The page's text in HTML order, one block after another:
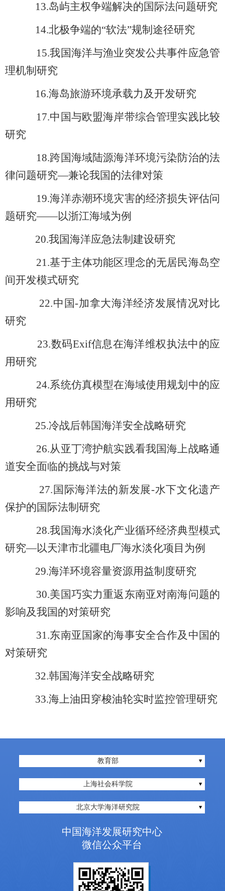
13.岛屿主权争端解决的国际法问题研究
14.北极争端的“软法”规制途径研究
15.我国海洋与渔业突发公共事件应急管
理机制研究
16.海岛旅游环境承载力及开发研究
17.中国与欧盟海岸带综合管理实践比较
研究
18.跨国海域陆源海洋环境污染防治的法
律问题研究—兼论我国的法律对策
19.海洋赤潮环境灾害的经济损失评估问
题研究——以浙江海域为例
20.我国海洋应急法制建设研究
21.基于主体功能区理念的无居民海岛空
间开发模式研究
22.中国-加拿大海洋经济发展情况对比
研究
23.数码Exif信息在海洋维权执法中的应
用研究
24.系统仿真模型在海域使用规划中的应
用研究
25.冷战后韩国海洋安全战略研究
26.从亚丁湾护航实践看我国海上战略通
道安全面临的挑战与对策
27. 国际海洋法的新发展-水下文化遗产
保护的国际法制研究
28.我国海水淡化产业循环经济典型模式
研究—以天津市北疆电厂海水淡化项目为例
29.海洋环境容量资源用益制度研究
30.美国巧实力重返东南亚对南海问题的
影响及我国的对策研究
31.东南亚国家的海事安全合作及中国的
对策研究
32.韩国海洋安全战略研究
33.海上油田穿梭油轮实时监控管理研究
教育部
上海社会科学院
北京大学海洋研究院
中国海洋发展研究中心
微信公众平台